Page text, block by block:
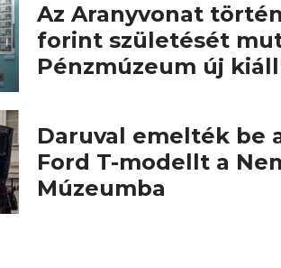
Az Aranyvonat
forint születését
Pénzmúzeum új
Daruval emelték be
Ford T-modellt a
Múzeumba